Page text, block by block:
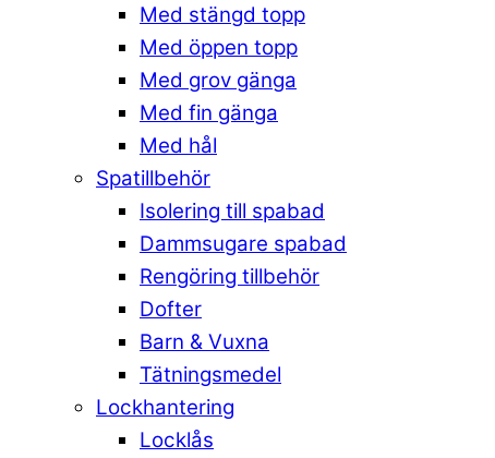
Med stängd topp
Med öppen topp
Med grov gänga
Med fin gänga
Med hål
Spatillbehör
Isolering till spabad
Dammsugare spabad
Rengöring tillbehör
Dofter
Barn & Vuxna
Tätningsmedel
Lockhantering
Locklås